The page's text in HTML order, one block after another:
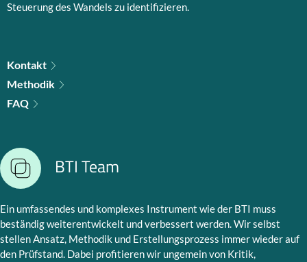
Steuerung des Wandels zu identifizieren.
Kontakt
Methodik
FAQ
BTI Team
Ein umfassendes und komplexes Instrument wie der BTI muss
beständig weiterentwickelt und verbessert werden. Wir selbst
stellen Ansatz, Methodik und Erstellungsprozess immer wieder auf
den Prüfstand. Dabei profitieren wir ungemein von Kritik,